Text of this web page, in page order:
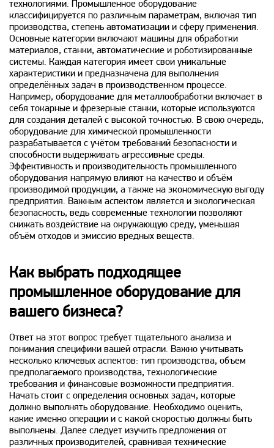
технологиями. Промышленное оборудование
классифицируется по различным параметрам, включая тип
производства, степень автоматизации и сферу применения.
Основные категории включают машины для обработки
материалов, станки, автоматические и роботизированные
системы. Каждая категория имеет свои уникальные
характеристики и предназначена для выполнения
определённых задач в производственном процессе.
Например, оборудование для металлообработки включает в
себя токарные и фрезерные станки, которые используются
для создания деталей с высокой точностью. В свою очередь,
оборудование для химической промышленности
разрабатывается с учётом требований безопасности и
способности выдерживать агрессивные среды.
Эффективность и производительность промышленного
оборудования напрямую влияют на качество и объём
производимой продукции, а также на экономическую выгоду
предприятия. Важным аспектом является и экологическая
безопасность, ведь современные технологии позволяют
снижать воздействие на окружающую среду, уменьшая
объём отходов и эмиссию вредных веществ.
Как выбрать подходящее
промышленное оборудование для
вашего бизнеса?
Ответ на этот вопрос требует тщательного анализа и
понимания специфики вашей отрасли. Важно учитывать
несколько ключевых аспектов: тип производства, объем
предполагаемого производства, технологические
требования и финансовые возможности предприятия.
Начать стоит с определения основных задач, которые
должно выполнять оборудование. Необходимо оценить,
какие именно операции и с какой скоростью должны быть
выполнены. Далее следует изучить предложения от
различных производителей, сравнивая технические